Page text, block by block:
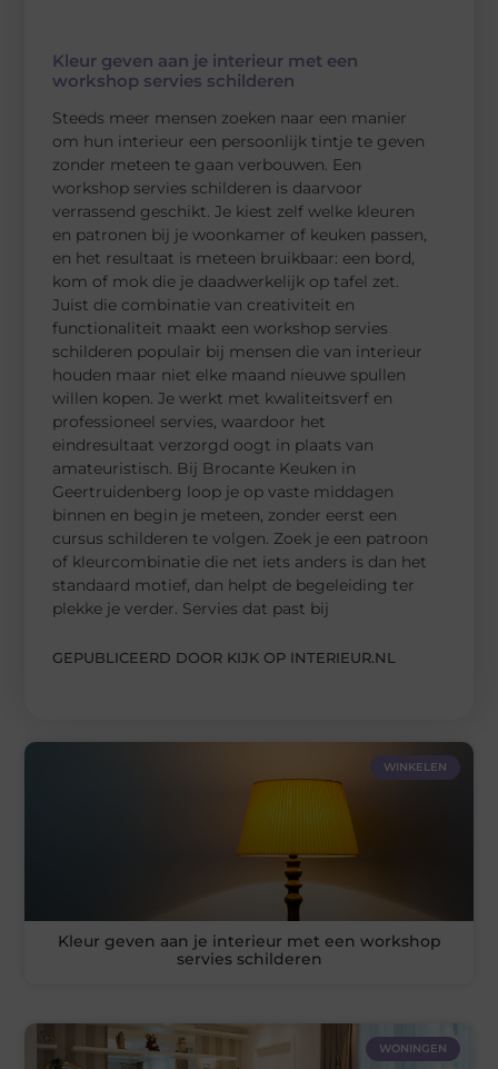
Kleur geven aan je interieur met een
workshop servies schilderen
Steeds meer mensen zoeken naar een manier
om hun interieur een persoonlijk tintje te geven
zonder meteen te gaan verbouwen. Een
workshop servies schilderen is daarvoor
verrassend geschikt. Je kiest zelf welke kleuren
en patronen bij je woonkamer of keuken passen,
en het resultaat is meteen bruikbaar: een bord,
kom of mok die je daadwerkelijk op tafel zet.
Juist die combinatie van creativiteit en
functionaliteit maakt een workshop servies
schilderen populair bij mensen die van interieur
houden maar niet elke maand nieuwe spullen
willen kopen. Je werkt met kwaliteitsverf en
professioneel servies, waardoor het
eindresultaat verzorgd oogt in plaats van
amateuristisch. Bij Brocante Keuken in
Geertruidenberg loop je op vaste middagen
binnen en begin je meteen, zonder eerst een
cursus schilderen te volgen. Zoek je een patroon
of kleurcombinatie die net iets anders is dan het
standaard motief, dan helpt de begeleiding ter
plekke je verder. Servies dat past bij
GEPUBLICEERD DOOR KIJK OP INTERIEUR.NL
WINKELEN
Kleur geven aan je interieur met een workshop
servies schilderen
WONINGEN